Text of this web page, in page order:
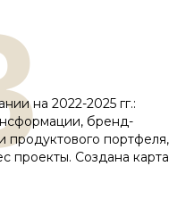
на 2022-2025 гг.:
бренд-
продуктового портфеля,
проекты. Создана карта